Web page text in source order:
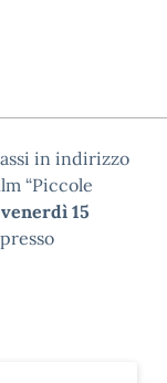
in indirizzo
“Piccole
venerdì 15